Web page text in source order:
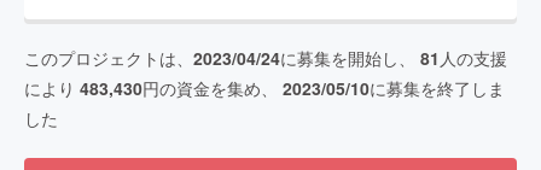
このプロジェクトは、 2023/04/24に募集を開始し、 81 人の支援
により 483,430円の資金を集め、 2023/05/10に募集を終了しま
した